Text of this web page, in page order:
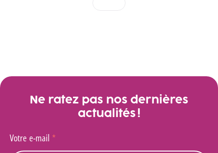
1 2
Ne ratez pas nos dernières
actualités !
Votre e-mail *